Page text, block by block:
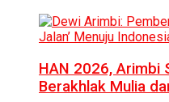
HAN 2026, Arimbi
Berakhlak Mulia